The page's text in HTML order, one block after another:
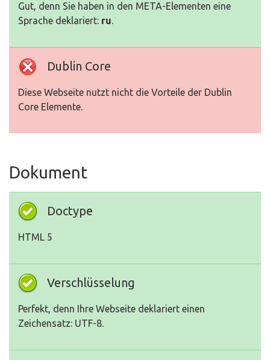
Gut, denn Sie haben in den META-Elementen eine
Sprache deklariert: ru.
Dublin Core
Diese Webseite nutzt nicht die Vorteile der Dublin
Core Elemente.
Dokument
Doctype
HTML 5
Verschlüsselung
Perfekt, denn Ihre Webseite deklariert einen
Zeichensatz: UTF-8.